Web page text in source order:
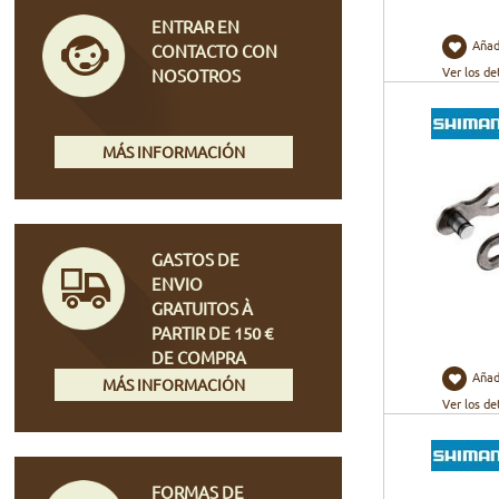
Ver los
Ver los
ENTRAR EN
CONTACTO CON
NOSOTROS
MÁS INFORMACIÓN
GASTOS DE
ENVIO
GRATUITOS À
PARTIR DE 150 €
DE COMPRA
MÁS INFORMACIÓN
FORMAS DE